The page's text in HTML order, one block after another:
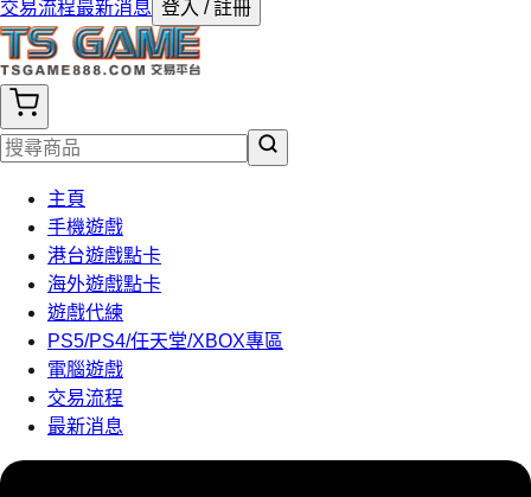
交易流程最新消息 登入 / 註冊
主頁
手機遊戲
港台遊戲點卡
海外遊戲點卡
遊戲代練
PS5/PS4/任天堂/XBOX專區
電腦遊戲
交易流程
最新消息